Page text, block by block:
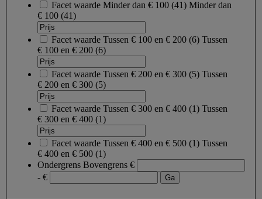
Facet waarde Minder dan € 100 (41) Minder dan
€ 100 (41)
Facet waarde Tussen € 100 en € 200 (6) Tussen
€ 100 en € 200 (6)
Facet waarde Tussen € 200 en € 300 (5) Tussen
€ 200 en € 300 (5)
Facet waarde Tussen € 300 en € 400 (1) Tussen
€ 300 en € 400 (1)
Facet waarde Tussen € 400 en € 500 (1) Tussen
€ 400 en € 500 (1)
Ondergrens Bovengrens €
- €